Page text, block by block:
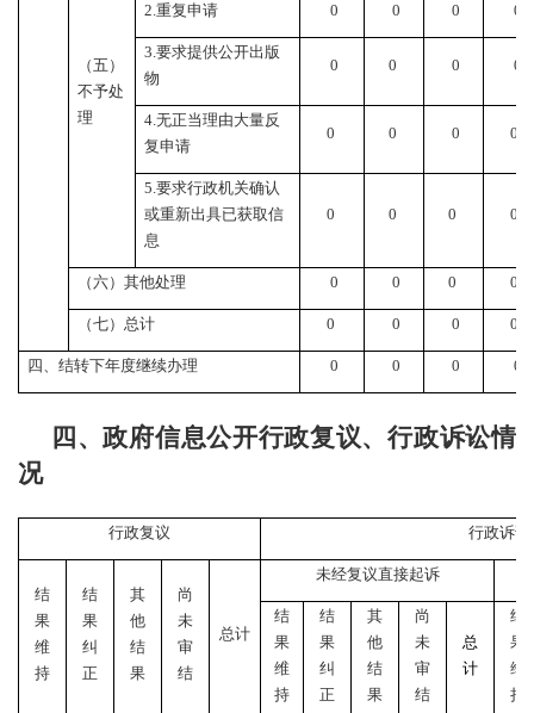
（五）
不予处
理
2.重复申请 0 0 0 0
3.要求提供公开出版
物
0 0 0 0
4.无正当理由大量反
复申请
0 0 0 0
5.要求行政机关确认
或重新出具已获取信
息
0 0 0 0
（六）其他处理 0 0 0 0
（七）总计 0 0 0 0
四、结转下年度继续办理 0 0 0 0
四、政府信息公开行政复议、行政诉讼情
况
行政复议 行政诉讼
结
果
维
持
结
果
纠
正
其
他
结
果
尚
未
审
结
总计
未经复议直接起诉
结
果
维
持
结
果
纠
正
其
他
结
果
尚
未
审
结
总
计
结
果
维
持